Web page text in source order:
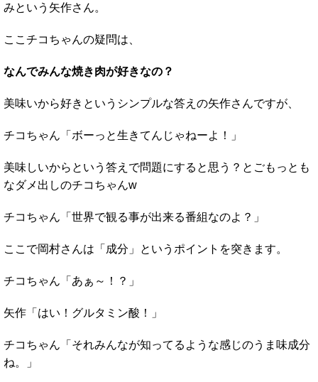
みという矢作さん。
ここチコちゃんの疑問は、
なんでみんな焼き肉が好きなの？
美味いから好きというシンプルな答えの矢作さんですが、
チコちゃん「ボーっと生きてんじゃねーよ！」
美味しいからという答えで問題にすると思う？とごもっとも
なダメ出しのチコちゃんw
チコちゃん「世界で観る事が出来る番組なのよ？」
ここで岡村さんは「成分」というポイントを突きます。
チコちゃん「あぁ～！？」
矢作「はい！グルタミン酸！」
チコちゃん「それみんなが知ってるような感じのうま味成分
ね。」